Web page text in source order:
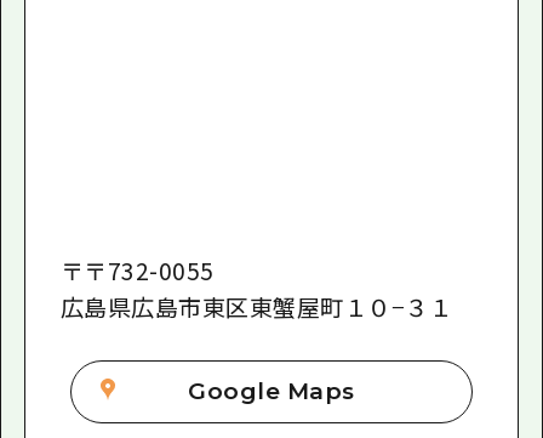
〒 〒732-0055
広島県広島市東区東蟹屋町１０−３１
Google Maps